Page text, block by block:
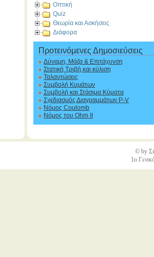
Οπτική
Quiz
Θεωρία και Ασκήσεις
Διάφορα
Προτεινόμενες Δημοσιεύσεις
Δύναμη, Μάζα & Επιτάχυνση
Στατική Τριβή και κύλιση
Ταλαντώσεις
Συμβολή Κυμάτων
Συμβολή και Στάσιμα Κύματα
Σχεδιασμός Διαγραμμάτων P-V
Νόμος Coulomb
Νόμος του Ohm II
© by
1ο